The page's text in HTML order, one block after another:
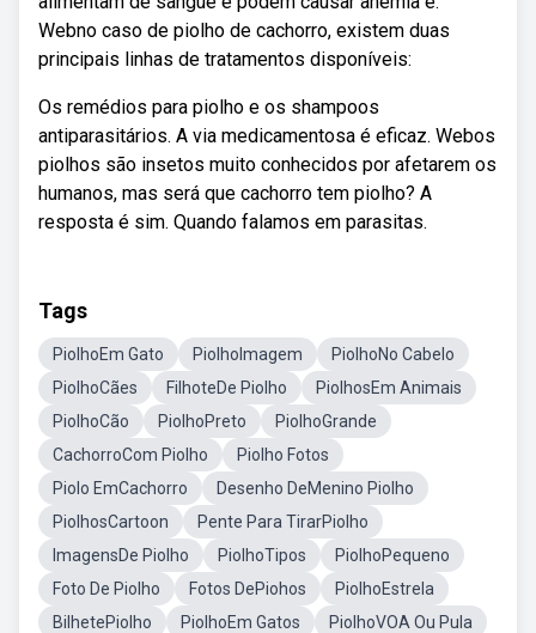
Webno caso de piolho de cachorro, existem duas
principais linhas de tratamentos disponíveis:
Os remédios para piolho e os shampoos
antiparasitários. A via medicamentosa é eficaz. Webos
piolhos são insetos muito conhecidos por afetarem os
humanos, mas será que cachorro tem piolho? A
resposta é sim. Quando falamos em parasitas.
Tags
PiolhoEm Gato PiolhoImagem
PiolhoNo Cabelo
PiolhoCães
FilhoteDe Piolho
PiolhosEm Animais
PiolhoCão
PiolhoPreto
PiolhoGrande
CachorroCom Piolho
Piolho Fotos
Piolo EmCachorro
Desenho DeMenino Piolho
PiolhosCartoon
Pente Para TirarPiolho
ImagensDe Piolho
PiolhoTipos
PiolhoPequeno
Foto De Piolho
Fotos DePiohos
PiolhoEstrela
BilhetePiolho
PiolhoEm Gatos
PiolhoVOA Ou Pula